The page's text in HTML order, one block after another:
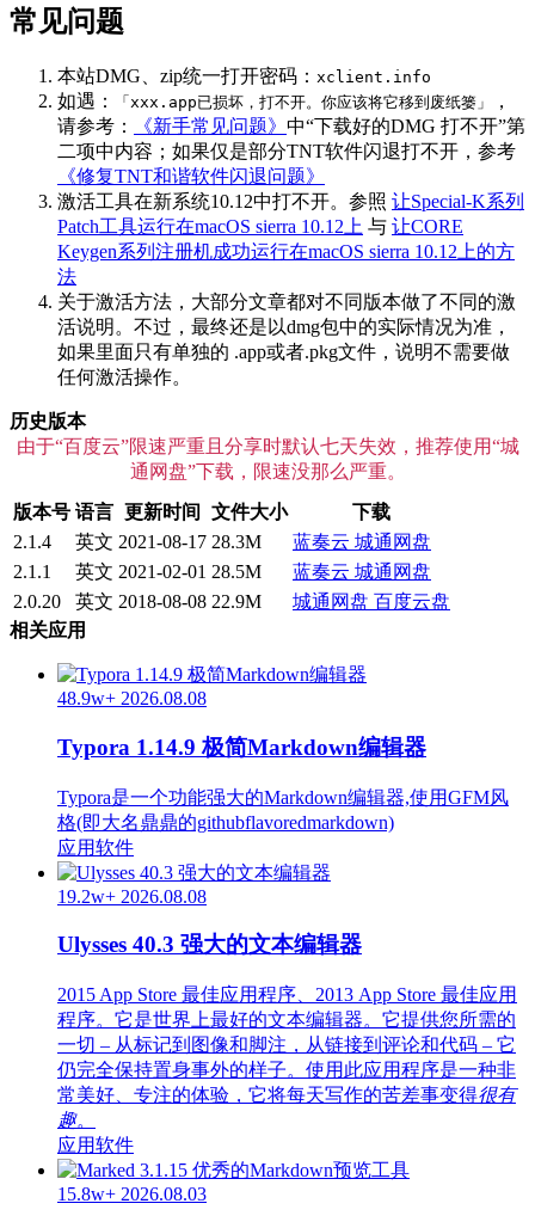
常见问题
本站DMG、zip统一打开密码： xclient.info
如遇： 「xxx.app已损坏，打不开。你应该将它移到废纸篓」
，
请参考：
《新手常见问题》 中“下载好的DMG 打不开”第
二项中内容；如果仅是部分TNT软件闪退打不开，参考
《修复TNT和谐软件闪退问题》
激活工具在新系统10.12中打不开。参照 让Special-K系列
Patch工具运行在macOS sierra 10.12上 与 让CORE
Keygen系列注册机成功运行在macOS sierra 10.12上的方
法
关于激活方法，大部分文章都对不同版本做了不同的激
活说明。不过，最终还是以dmg包中的实际情况为准，
如果里面只有单独的 .app或者.pkg文件，说明不需要做
任何激活操作。
历史版本
由于“百度云”限速严重且分享时默认七天失效，推荐使用“城
通网盘”下载，限速没那么严重。
版本号 语言 更新时间 文件大小
下载
2.1.4
英文 2021-08-17 28.3M 蓝奏云 城通网盘
2.1.1
英文 2021-02-01 28.5M 蓝奏云 城通网盘
2.0.20
英文 2018-08-08 22.9M 城通网盘 百度云盘
相关应用
48.9w+ 2026.08.08
Typora 1.14.9 极简Markdown编辑器
Typora是一个功能强大的Markdown编辑器,使用GFM风
格(即大名鼎鼎的githubflavoredmarkdown)
应用软件
19.2w+ 2026.08.08
Ulysses 40.3 强大的文本编辑器
2015 App Store 最佳应用程序、2013 App Store 最佳应用
程序。它是世界上最好的文本编辑器。它提供您所需的
一切 – 从标记到图像和脚注，从链接到评论和代码 – 它
仍完全保持置身事外的样子。使用此应用程序是一种非
常美好、专注的体验，它将每天写作的苦差事变得很有
趣。
应用软件
15.8w+ 2026.08.03